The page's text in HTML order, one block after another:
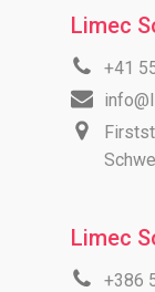
Limec
+41
Limec
+386